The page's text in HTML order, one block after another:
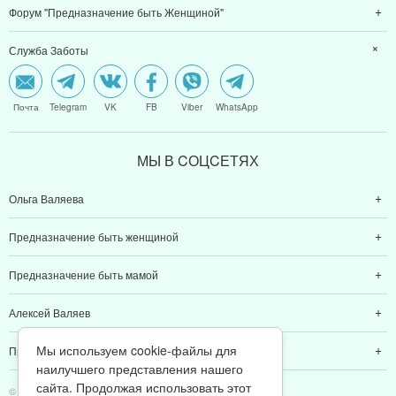
Форум "Предназначение быть Женщиной"
Служба Заботы
Почта Telegram VK FB Viber WhatsApp
МЫ В CОЦCЕТЯХ
Ольга Валяева
Предназначение быть женщиной
Предназначение быть мамой
Алексей Валяев
Предназначение быть папой
© 2011-2026 Предназначение быть Женщиной
Мы используем cookie-файлы для
наилучшего представления нашего
сайта. Продолжая использовать этот